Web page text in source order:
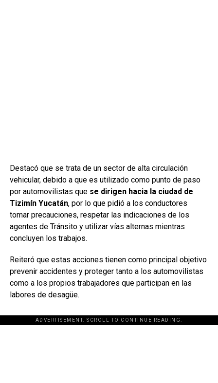
Destacó que se trata de un sector de alta circulación
vehicular, debido a que es utilizado como punto de paso
por automovilistas que se dirigen hacia la ciudad de
Tizimín Yucatán, por lo que pidió a los conductores
tomar precauciones, respetar las indicaciones de los
agentes de Tránsito y utilizar vías alternas mientras
concluyen los trabajos.
Reiteró que estas acciones tienen como principal objetivo
prevenir accidentes y proteger tanto a los automovilistas
como a los propios trabajadores que participan en las
labores de desagüe.
ADVERTISEMENT. SCROLL TO CONTINUE READING.
[adsforwp id="243463"]